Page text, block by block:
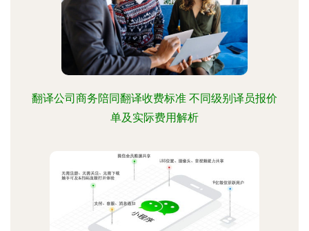
翻译公司商务陪同翻译收费标准 不同级别译员报价
单及实际费用解析